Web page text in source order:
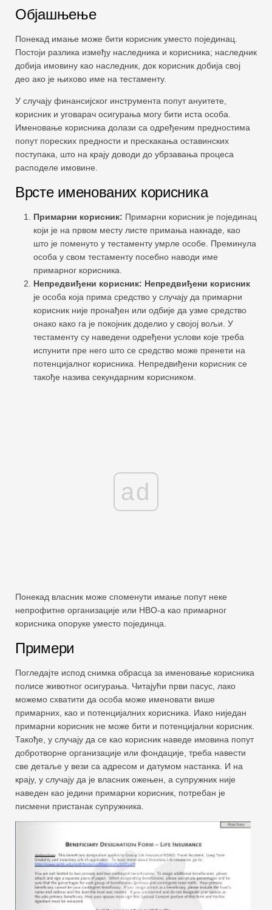
Објашњење
Понекад имање може бити корисник уместо појединац.
Постоји разлика између наследника и корисника; наследник
добија имовину као наследник, док корисник добија свој
део ако је њихово име на тестаменту.
У случају финансијског инструмента попут ануитете,
корисник и уговарач осигурања могу бити иста особа.
Именовање корисника долази са одређеним предностима
попут пореских предности и прескакања оставинских
поступака, што на крају доводи до убрзавања процеса
расподеле имовине.
Врсте именованих корисника
Примарни корисник: Примарни корисник је појединац
који је на првом месту листе примања накнаде, као
што је поменуто у тестаменту умрле особе. Преминула
особа у свом тестаменту посебно наводи име
примарног корисника.
Непредвиђени корисник: Непредвиђени корисник
је особа која прима средство у случају да примарни
корисник није пронађен или одбије да узме средство
онако како га је покојник доделио у својој вољи. У
тестаменту су наведени одређени услови које треба
испунити пре него што се средство може пренети на
потенцијалног корисника. Непредвиђени корисник се
такође назива секундарним корисником.
ad
Понекад власник може споменути имање попут неке
непрофитне организације или НВО-а као примарног
корисника опоруке уместо појединца.
Примери
Погледајте испод снимка обрасца за именовање корисника
полисе животног осигурања. Читајући први пасус, лако
можемо схватити да особа може именовати више
примарних, као и потенцијалних корисника. Иако ниједан
примарни корисник не може бити и потенцијални корисник.
Такође, у случају да се као корисник наведе имовина попут
добротворне организације или фондације, треба навести
све детаље у вези са адресом и датумом настанка. И на
крају, у случају да је власник ожењен, а супружник није
наведен као једини примарни корисник, потребан је
писмени пристанак супружника.